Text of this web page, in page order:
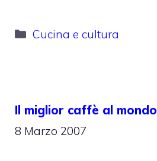
Categorie
Cucina e cultura
Il miglior caffè al mondo
8 Marzo 2007